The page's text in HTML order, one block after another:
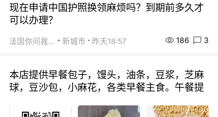
现在申请中国护照换领麻烦吗？到期前多久才
可以办理？
法国你问我答 新城市 昨天18:57 186 3
本店提供早餐包子，馒头，油条，豆浆，芝麻
球，豆沙包，小麻花，各类早餐主食。午餐提